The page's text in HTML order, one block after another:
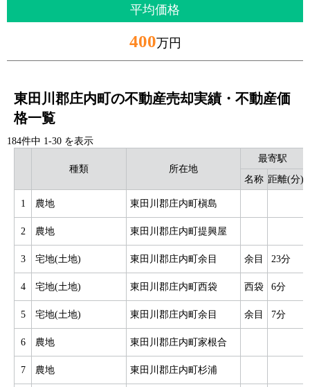
平均価格
400万円
東田川郡庄内町の不動産売却実績・不動産価
格一覧
184件中 1-30 を表示
種類 所在地
最寄駅
名称 距離(分)
1 農地 東田川郡庄内町槇島
2 農地 東田川郡庄内町提興屋
3 宅地(土地) 東田川郡庄内町余目 余目 23分
4 宅地(土地) 東田川郡庄内町西袋 西袋 6分
5 宅地(土地) 東田川郡庄内町余目 余目 7分
6 農地 東田川郡庄内町家根合
7 農地 東田川郡庄内町杉浦